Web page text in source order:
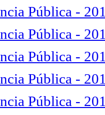
Pública -
Pública -
Pública -
Pública -
Pública -